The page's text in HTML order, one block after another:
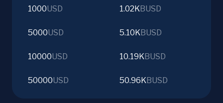
1000USD 1.02KBUSD
5000USD 5.10KBUSD
10000USD 10.19KBUSD
50000USD 50.96KBUSD